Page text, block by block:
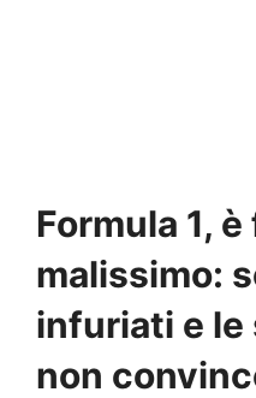
Formula 1,
malissimo:
infuriati e le
non